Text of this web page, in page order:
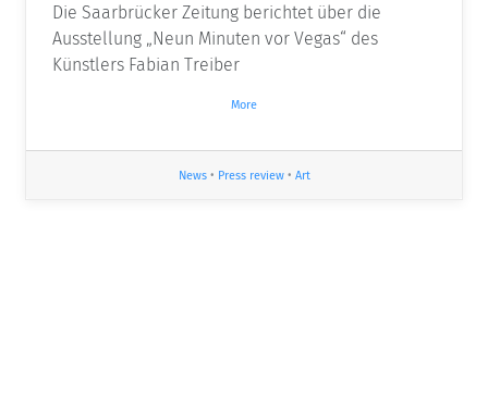
Die Saarbrücker Zeitung berichtet über die
Ausstellung „Neun Minuten vor Vegas“ des
Künstlers Fabian Treiber
More
News• Press review• Art